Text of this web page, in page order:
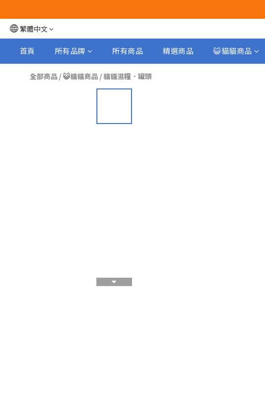
繁體中文
首頁 所有品牌 所有商品 精選商品 😺貓貓商品
全部商品 /😺貓貓商品 /貓貓濕糧．罐頭